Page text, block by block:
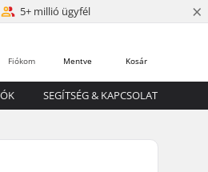
5+ millió ügyfél ×
Kosár
Mentve
Fiókom
SEGÍTSÉG & KAPCSOLAT